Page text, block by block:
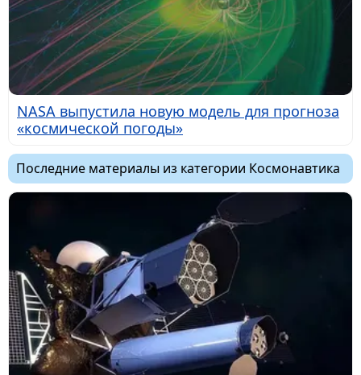
NASA выпустила новую модель для прогноза
«космической погоды»
Последние материалы из категории Космонавтика